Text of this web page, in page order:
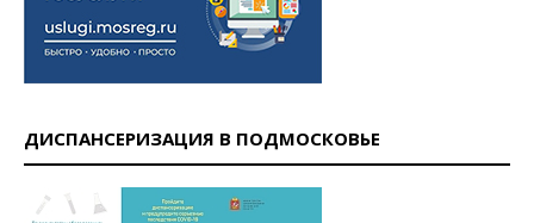
ДИСПАНСЕРИЗАЦИЯ В ПОДМОСКОВЬЕ